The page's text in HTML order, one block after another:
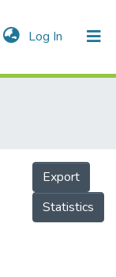
Log In (current)
Export
Statistics